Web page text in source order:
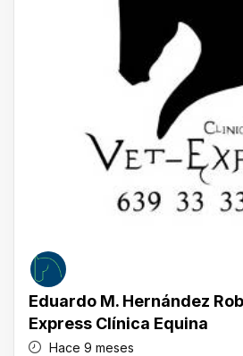
Eduardo M. Hernández
Express Clínica Equina
Hace 9 meses